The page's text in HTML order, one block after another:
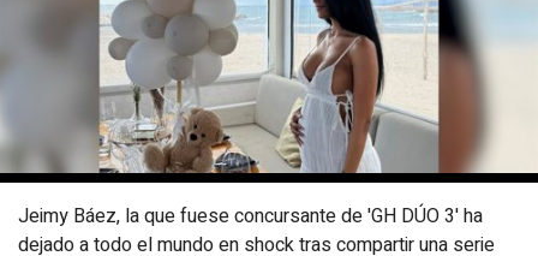
Jeimy Báez, la que fuese concursante de 'GH DÚO 3' ha
dejado a todo el mundo en shock tras compartir una serie